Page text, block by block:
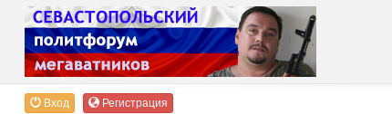
Вход Регистрация